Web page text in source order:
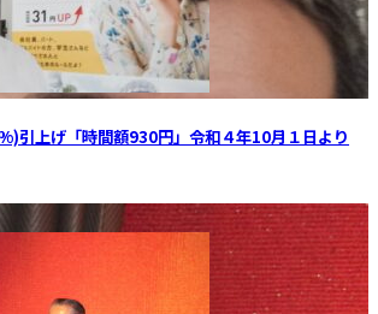
引上げ「時間額930円」令和４年10月１日より